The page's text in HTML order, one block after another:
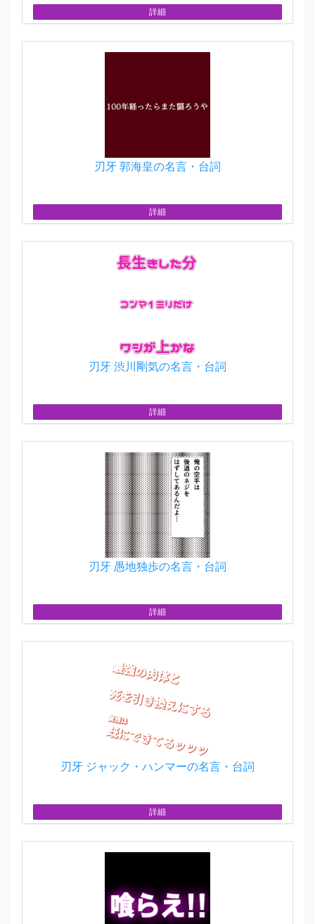
詳細
刃牙 郭海皇の名言・台詞
詳細
刃牙 渋川剛気の名言・台詞
詳細
刃牙 愚地独歩の名言・台詞
詳細
刃牙 ジャック・ハンマーの名言・台詞
詳細